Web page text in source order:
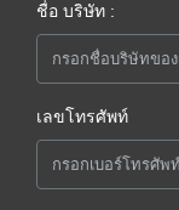
ชื่อ บริษัท :
เลขโทรศัพท์